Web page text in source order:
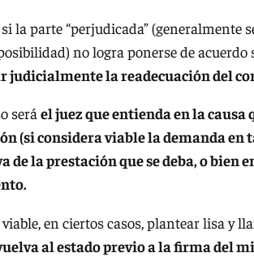
la parte “perjudicada” (generalmente
no logra ponerse de acuerdo
judicialmente la readecuación del
será el juez que entienda en la
(si considera viable la demanda
de la prestación que se deba, o bien
en ciertos casos, plantear lisa y
al estado previo a la firma del